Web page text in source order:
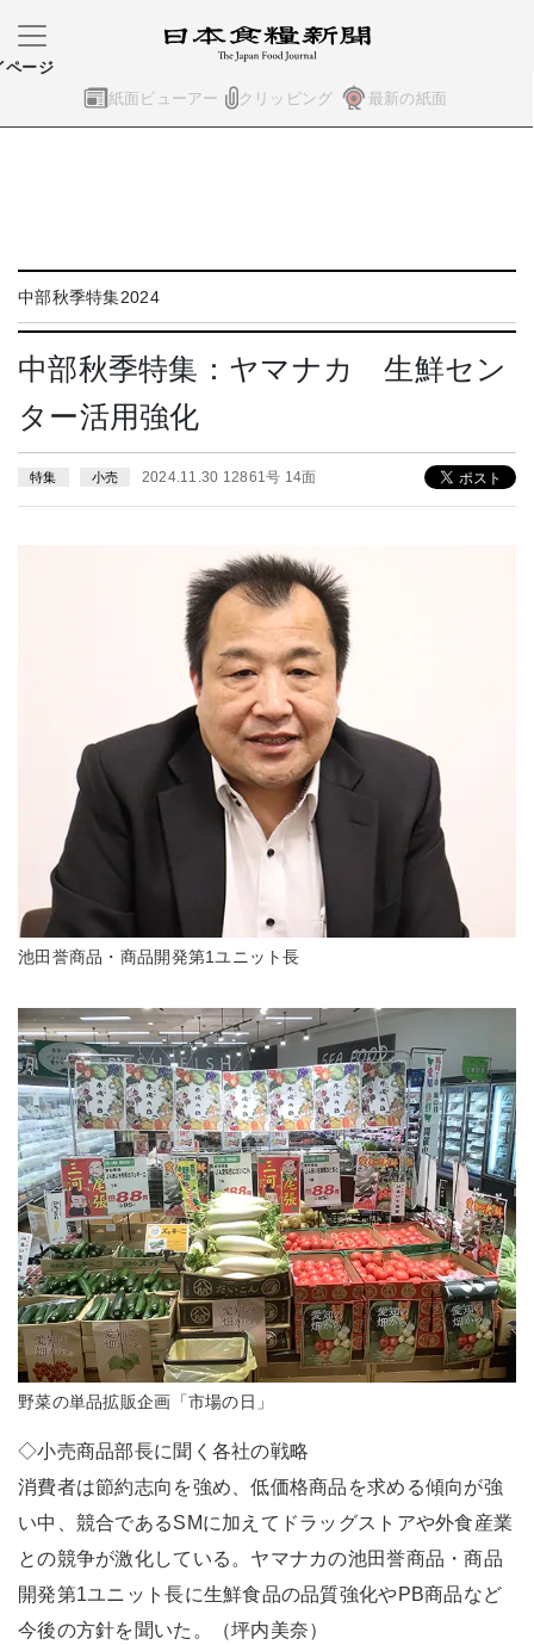
紙面ビューアー クリッピング 最新の紙面
ページ
中部秋季特集2024
中部秋季特集：ヤマナカ 生鮮セン
ター活用強化
特集 小売 2024.11.30 12861号 14面
池田誉商品・商品開発第1ユニット長
野菜の単品拡販企画「市場の日」
◇小売商品部長に聞く各社の戦略
消費者は節約志向を強め、低価格商品を求める傾向が強
い中、競合であるSMに加えてドラッグストアや外食産業
との競争が激化している。ヤマナカの池田誉商品・商品
開発第1ユニット長に生鮮食品の品質強化やPB商品など
今後の方針を聞いた。（坪内美奈）